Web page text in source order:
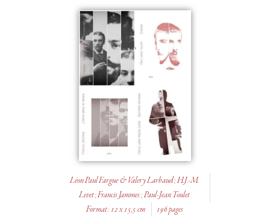
Léon Paul Fargue & Valery Larbaud ; H.J.-M.
Levet ; Francis Jammes ; Paul-Jean Toulet
Format : 12 x 15,5 cm
196 pages